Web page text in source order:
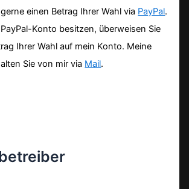
einen Betrag Ihrer Wahl via PayPal.
Konto besitzen, überweisen Sie
Ihrer Wahl auf mein Konto. Meine
Sie von mir via Mail.